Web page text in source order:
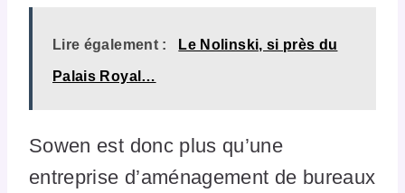
Lire également : Le Nolinski, si près du
Palais Royal…
Sowen est donc plus qu’une
entreprise d’aménagement de bureaux